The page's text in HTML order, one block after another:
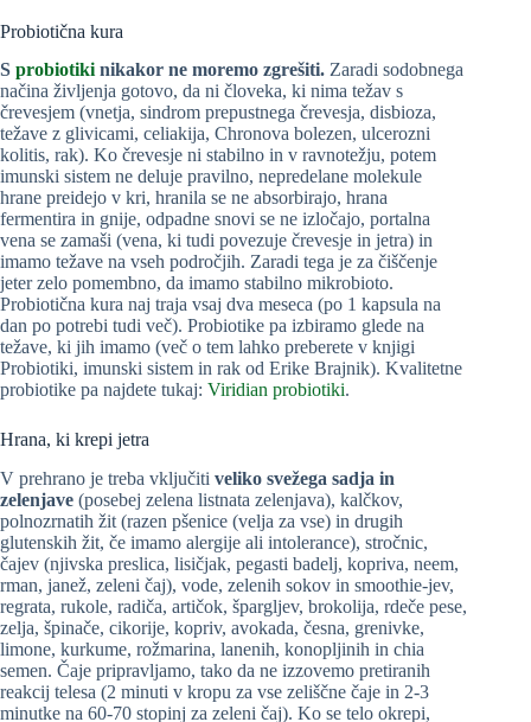
Probiotična kura
S probiotiki nikakor ne moremo zgrešiti. Zaradi sodobnega
načina življenja gotovo, da ni človeka, ki nima težav s
črevesjem (vnetja, sindrom prepustnega črevesja, disbioza,
težave z glivicami, celiakija, Chronova bolezen, ulcerozni
kolitis, rak). Ko črevesje ni stabilno in v ravnotežju, potem
imunski sistem ne deluje pravilno, nepredelane molekule
hrane preidejo v kri, hranila se ne absorbirajo, hrana
fermentira in gnije, odpadne snovi se ne izločajo, portalna
vena se zamaši (vena, ki tudi povezuje črevesje in jetra) in
imamo težave na vseh področjih. Zaradi tega je za čiščenje
jeter zelo pomembno, da imamo stabilno mikrobioto.
Probiotična kura naj traja vsaj dva meseca (po 1 kapsula na
dan po potrebi tudi več). Probiotike pa izbiramo glede na
težave, ki jih imamo (več o tem lahko preberete v knjigi
Probiotiki, imunski sistem in rak od Erike Brajnik). Kvalitetne
probiotike pa najdete tukaj: Viridian probiotiki.
Hrana, ki krepi jetra
V prehrano je treba vključiti veliko svežega sadja in
zelenjave (posebej zelena listnata zelenjava), kalčkov,
polnozrnatih žit (razen pšenice (velja za vse) in drugih
glutenskih žit, če imamo alergije ali intolerance), stročnic,
čajev (njivska preslica, lisičjak, pegasti badelj, kopriva, neem,
rman, janež, zeleni čaj), vode, zelenih sokov in smoothie-jev,
regrata, rukole, radiča, artičok, špargljev, brokolija, rdeče pese,
zelja, špinače, cikorije, kopriv, avokada, česna, grenivke,
limone, kurkume, rožmarina, lanenih, konopljinih in chia
semen. Čaje pripravljamo, tako da ne izzovemo pretiranih
reakcij telesa (2 minuti v kropu za vse zeliščne čaje in 2-3
minutke na 60-70 stopinj za zeleni čaj). Ko se telo okrepi,